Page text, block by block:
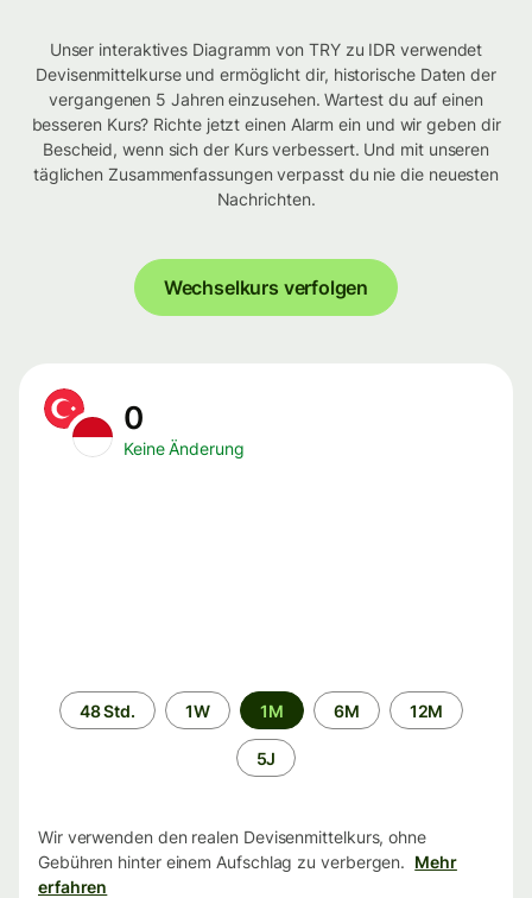
Unser interaktives Diagramm von TRY zu IDR verwendet
Devisenmittelkurse und ermöglicht dir, historische Daten der
vergangenen 5 Jahren einzusehen. Wartest du auf einen
besseren Kurs? Richte jetzt einen Alarm ein und wir geben dir
Bescheid, wenn sich der Kurs verbessert. Und mit unseren
täglichen Zusammenfassungen verpasst du nie die neuesten
Nachrichten.
Wechselkurs verfolgen
0
Keine Änderung
Zeitraum
48 Std. 1W 1M 6M 12M
5J
Wir verwenden den realen Devisenmittelkurs, ohne
Gebühren hinter einem Aufschlag zu verbergen. Mehr
erfahren